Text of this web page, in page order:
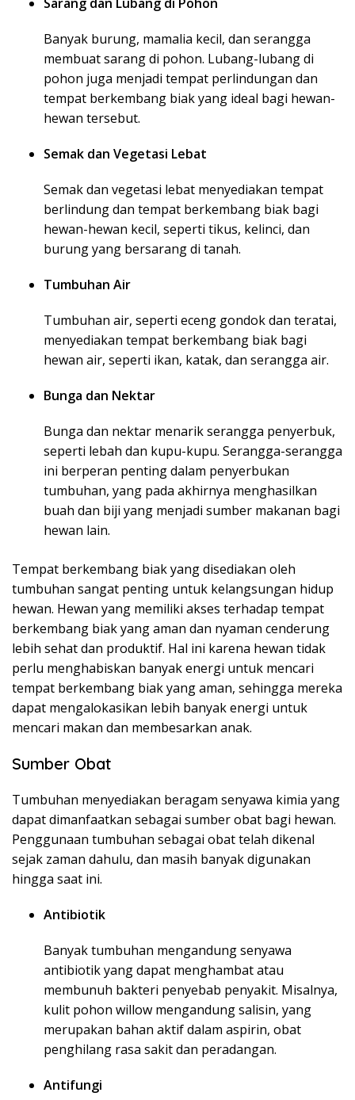
Banyak burung, mamalia kecil, dan serangga
membuat sarang di pohon. Lubang-lubang di
pohon juga menjadi tempat perlindungan dan
tempat berkembang biak yang ideal bagi hewan-
hewan tersebut.
Semak dan Vegetasi Lebat
Semak dan vegetasi lebat menyediakan tempat
berlindung dan tempat berkembang biak bagi
hewan-hewan kecil, seperti tikus, kelinci, dan
burung yang bersarang di tanah.
Tumbuhan Air
Tumbuhan air, seperti eceng gondok dan teratai,
menyediakan tempat berkembang biak bagi
hewan air, seperti ikan, katak, dan serangga air.
Bunga dan Nektar
Bunga dan nektar menarik serangga penyerbuk,
seperti lebah dan kupu-kupu. Serangga-serangga
ini berperan penting dalam penyerbukan
tumbuhan, yang pada akhirnya menghasilkan
buah dan biji yang menjadi sumber makanan bagi
hewan lain.
Tempat berkembang biak yang disediakan oleh
tumbuhan sangat penting untuk kelangsungan hidup
hewan. Hewan yang memiliki akses terhadap tempat
berkembang biak yang aman dan nyaman cenderung
lebih sehat dan produktif. Hal ini karena hewan tidak
perlu menghabiskan banyak energi untuk mencari
tempat berkembang biak yang aman, sehingga mereka
dapat mengalokasikan lebih banyak energi untuk
mencari makan dan membesarkan anak.
Sumber Obat
Tumbuhan menyediakan beragam senyawa kimia yang
dapat dimanfaatkan sebagai sumber obat bagi hewan.
Penggunaan tumbuhan sebagai obat telah dikenal
sejak zaman dahulu, dan masih banyak digunakan
hingga saat ini.
Antibiotik
Banyak tumbuhan mengandung senyawa
antibiotik yang dapat menghambat atau
membunuh bakteri penyebab penyakit. Misalnya,
kulit pohon willow mengandung salisin, yang
merupakan bahan aktif dalam aspirin, obat
penghilang rasa sakit dan peradangan.
Antifungi